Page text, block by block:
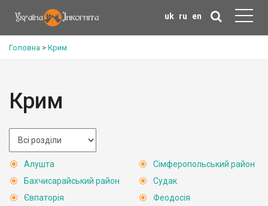
uk ru en
Головна > Крим
Крим
Алушта
Бахчисарайський район
Євпаторія
Сімферопольський район
Судак
Феодосія